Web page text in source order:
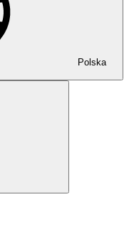
Polska